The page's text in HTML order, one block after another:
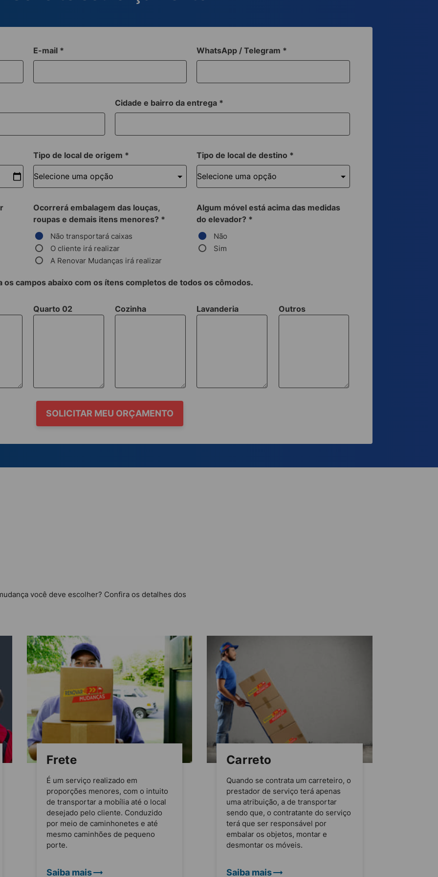
E-mail * WhatsApp / Telegram *
Cidade e bairro da entrega *
Tipo de local de origem * Tipo de local de destino *
Ocorrerá embalagem das louças,
roupas e demais itens menores? *
Não transportará caixas
O cliente irá realizar
A Renovar Mudanças irá realizar
Algum móvel está acima das medidas
do elevador? *
Não
Sim
os campos abaixo com os ítens completos de todos os cômodos.
Quarto 02 Cozinha Lavanderia Outros
SOLICITAR MEU ORÇAMENTO
você deve escolher? Confira os detalhes dos
Frete
É um serviço realizado em
proporções menores, com o intuito
de transportar a mobília até o local
desejado pelo cliente. Conduzido
por meio de caminhonetes e até
mesmo caminhões de pequeno
porte.
Saiba mais
Carreto
Quando se contrata um carreteiro, o
prestador de serviço terá apenas
uma atribuição, a de transportar
sendo que, o contratante do serviço
terá que ser responsável por
embalar os objetos, montar e
desmontar os móveis.
Saiba mais